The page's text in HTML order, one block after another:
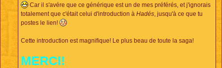
Car il s'avére que ce générique est un de mes préférés, et j'ignorais
totalement que c'était celui d'introduction à Hadés , jusqu'à ce que tu
postes le lien!
Cette introduction est magnifique! Le plus beau de toute la saga!
MERCI!